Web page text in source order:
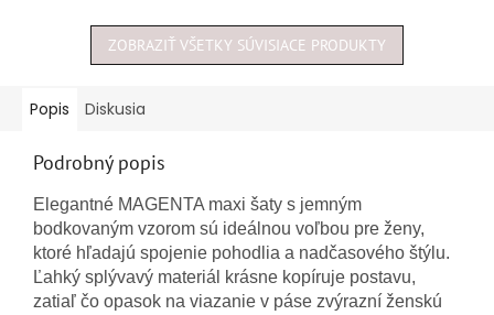
ZOBRAZIŤ VŠETKY SÚVISIACE PRODUKTY
Popis Diskusia
Podrobný popis
Elegantné MAGENTA maxi šaty s jemným
bodkovaným vzorom sú ideálnou voľbou pre ženy,
ktoré hľadajú spojenie pohodlia a nadčasového štýlu.
Ľahký splývavý materiál krásne kopíruje postavu,
zatiaľ čo opasok na viazanie v páse zvýrazní ženskú